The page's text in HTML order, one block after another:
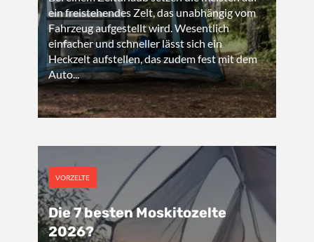
ein freistehendes Zelt, das unabhängig vom
Fahrzeug aufgestellt wird. Wesentlich
einfacher und schneller lässt sich ein
Heckzelt aufstellen, das zudem fest mit dem
Auto...
VORZELTE
Die 7 besten Moskitozelte
2026?